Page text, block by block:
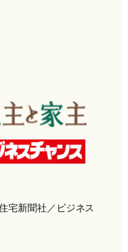
宅新聞社／ビジネス